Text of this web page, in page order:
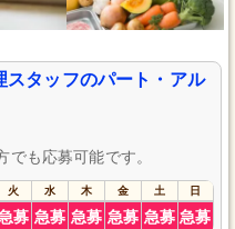
スタッフのパート・アル
も応募可能です。
火 水 木 金 土 日
募 急募 急募 急募 急募 急募